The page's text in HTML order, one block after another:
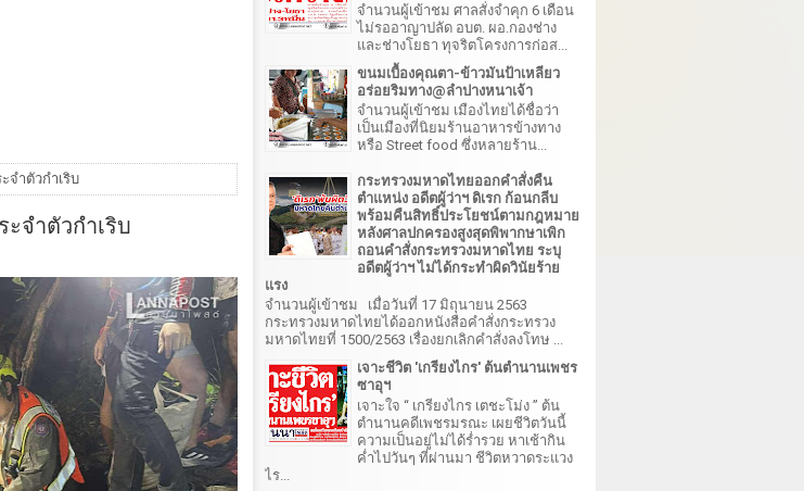
จำตัวกำเริบ
จำตัวกำเริบ
จำนวนผู้เข้าชม ศาลสั่งจำคุก 6 เดือน
ไม่รออาญาปลัด อบต. ผอ.กองช่าง
และช่างโยธา ทุจริตโครงการก่อส...
ขนมเบื้องคุณตา-ข้าวมันป้าเหลียว
อร่อยริมทาง@ลำปางหนาเจ้า
จำนวนผู้เข้าชม เมืองไทยได้ชื่อว่า
เป็นเมืองที่นิยมร้านอาหารข้างทาง
หรือ Street food ซึ่งหลายร้าน...
กระทรวงมหาดไทยออกคำสั่งคืน
ตำแหน่ง อดีตผู้ว่าฯ ดิเรก ก้อนกลีบ
พร้อมคืนสิทธิ์ประโยชน์ตามกฎหมาย
หลังศาลปกครองสูงสุดพิพากษาเพิก
ถอนคำสั่งกระทรวงมหาดไทย ระบุ
อดีตผู้ว่าฯ ไม่ได้กระทำผิดวินัยร้าย
แรง
จำนวนผู้เข้าชม เมื่อวันที่ 17 มิถุนายน 2563
กระทรวงมหาดไทยได้ออกหนังสือคำสั่งกระทรวง
มหาดไทยที่ 1500/2563 เรื่องยกเลิกคำสั่งลงโทษ ...
เจาะชีวิต 'เกรียงไกร' ต้นตำนานเพชร
ซาอุฯ
เจาะใจ “ เกรียงไกร เตชะโม่ง ” ต้น
ตำนานคดีเพชรมรณะ เผยชีวิตวันนี้
ความเป็นอยู่ไม่ได้ร่ำรวย หาเช้ากิน
ค่ำไปวันๆ ที่ผ่านมา ชีวิตหวาดระแวง
ไร...